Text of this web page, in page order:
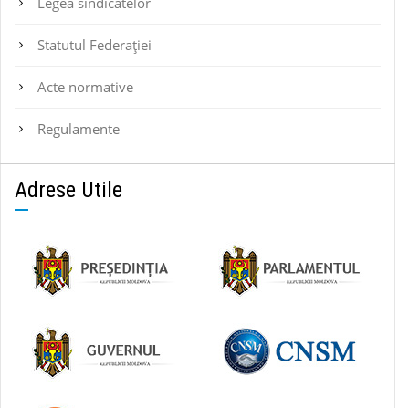
Statutul Federaţiei
Acte normative
Regulamente
Adrese Utile